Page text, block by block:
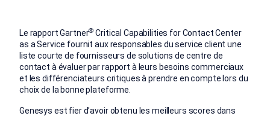
Le rapport Gartner® Critical Capabilities for Contact Center
as a Service fournit aux responsables du service client une
liste courte de fournisseurs de solutions de centre de
contact à évaluer par rapport à leurs besoins commerciaux
et les différenciateurs critiques à prendre en compte lors du
choix de la bonne plateforme.
Genesys est fier d’avoir obtenu les meilleurs scores dans